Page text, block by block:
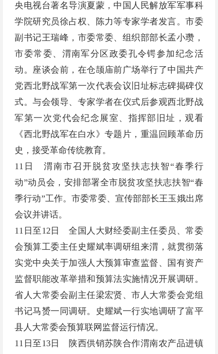
央电视台著名导演夏蒙，中国人民解放军军事科
学院研究员徐占权、陈力等专家学者发言。市委
副书记王瑞峰，市委常委、组织部部长孟小瓒，
市委常委、渭南军分区政委孔令锷参加纪念活
动。座谈会前，在仓颉庙前广场举行了中国共产
党西北野战军第一次代表会议旧址标志碑揭碑仪
式。与会领导、专家学者在仪式后参观西北野战
军第一次党代会纪念展室、指挥部旧址，观看
《西北野战军在白水》专题片，重温回顾革命历
史，接受革命传统教育。
11日 渭南市召开脱贫攻坚扶志扶智“春季行
动”动员会，安排部署全市脱贫攻坚扶志扶智“春
季行动”工作。市委常委、宣传部部长王玉娥出席
会议并讲话。
11日至12日 全国人大财经委副主任委员、常委
会预算工委主任史耀斌率调研组来渭，就贯彻落
实党中央关于加强人大预算审查监督、国有资产
监督职能改革举措和预算法实施情况开展调研。
省人大常委会副主任梁宏贤、市人大常委会党组
书记马赟一同调研。史耀斌一行实地调研了富平
县人大常委会预算联网监督运行情况。
11日至13日 陕西供销苏陕合作渭南农产品进镇